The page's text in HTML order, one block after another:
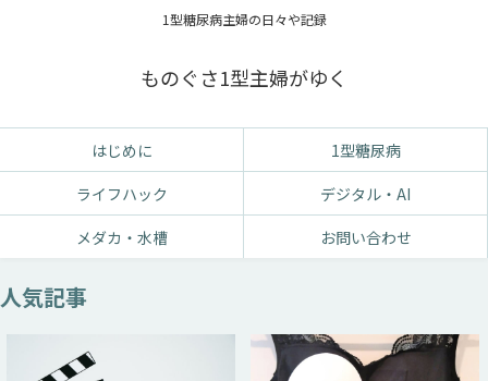
1型糖尿病主婦の日々や記録
ものぐさ1型主婦がゆく
はじめに
1型糖尿病
ライフハック
デジタル・AI
メダカ・水槽
お問い合わせ
人気記事